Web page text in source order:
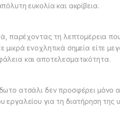
ευκολία και ακρίβεια.
παρέχοντας τη λεπτομέρεια
μικρά ενοχλητικά σημεία είτε
και αποτελεσματικότητα.
ατσάλι δεν προσφέρει μόνο
για τη διατήρηση της